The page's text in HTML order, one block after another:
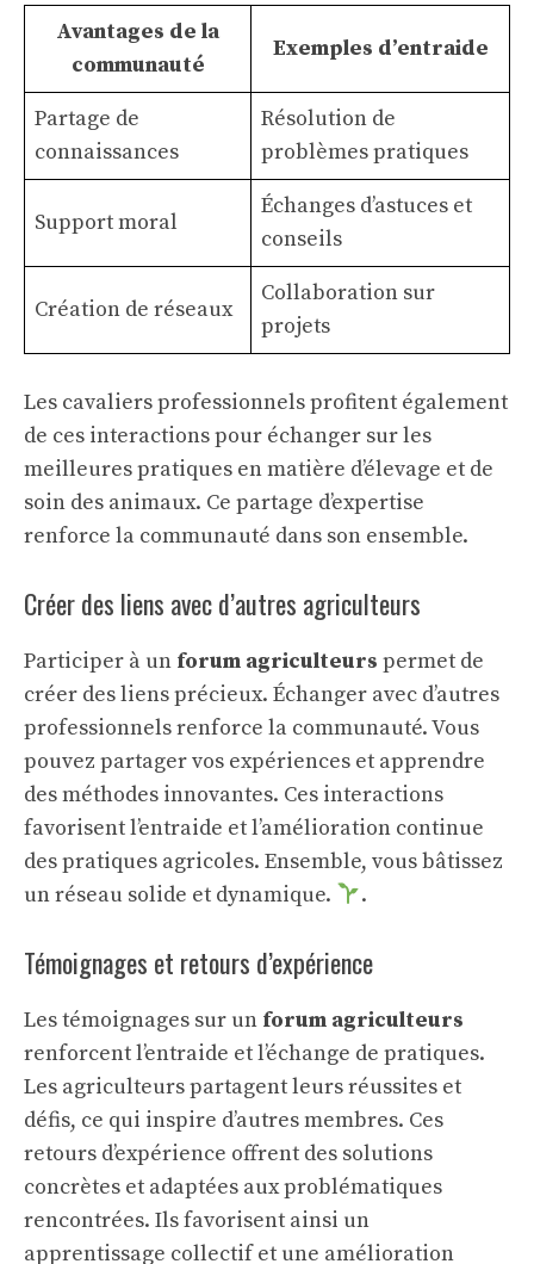
Avantages de la
communauté
Exemples d’entraide
Partage de
connaissances
Résolution de
problèmes pratiques
Support moral
Échanges d’astuces et
conseils
Création de réseaux
Collaboration sur
projets
Les cavaliers professionnelsprofitent également
de ces interactions pour échanger sur les
meilleures pratiques en matière d’élevage et de
soin des animaux. Ce partage d’expertise
renforce la communauté dans son ensemble.
Créer des liens avec d’autres agriculteurs
Participer à un forum agriculteurs permet de
créer des liens précieux. Échanger avec d’autres
professionnels renforce la communauté. Vous
pouvez partager vos expériences et apprendre
des méthodes innovantes. Ces interactions
favorisent l’entraide et l’amélioration continue
des pratiques agricoles. Ensemble, vous bâtissez
un réseau solide et dynamique.
.
Témoignages et retours d’expérience
Les témoignages sur un forum agriculteurs
renforcent l’entraide et l’échange de pratiques.
Les agriculteurs partagent leurs réussites et
défis, ce qui inspire d’autres membres. Ces
retours d’expérience offrent des solutions
concrètes et adaptées aux problématiques
rencontrées. Ils favorisent ainsi un
apprentissage collectif et une amélioration